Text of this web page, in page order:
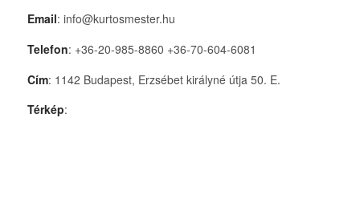
Email: info@kurtosmester.hu
Telefon: +36-20-985-8860 +36-70-604-6081
Cím: 1142 Budapest, Erzsébet királyné útja 50. E.
Térkép: